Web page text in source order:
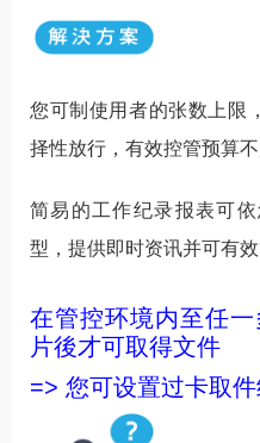
您可制使用者的张数上限
择性放行，有效控管预算不
简易的工作纪录报表可
型，提供即时资讯并可有效
在管控环境内至任
片後才可取得文件
=> 您可设置过卡取